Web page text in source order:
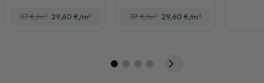
Heißluftballon
37 €/m² 29,60 €/m²
Sonne Fototapete
37 €/m² 29,60 €/m²